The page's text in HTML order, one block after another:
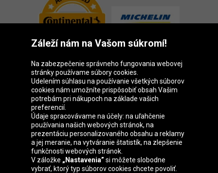
Skupina Oponeo
Belgique
Česká
republika
Deutschland Éire
Záleží nám na Vašom súkromí!
Na zabezpečenie správneho fungovania webovej
stránky používame súbory cookies.
Udelením súhlasu na používanie všetkých súborov
cookies nám umožníte prispôsobiť obsah Vašim
potrebám pri nákupoch na základe vašich
preferencií.
Údaje spracovávame na účely: na uľahčenie
používania našich webových stránok, na
prezentáciu personalizovaného obsahu a reklamy
a jej meranie, na vytváranie štatistík, na zlepšenie
funkčnosti webových stránok.
V záložke „Nastavenia” si môžete slobodne
vybrať, ktorý typ súborov cookies chcete povoliť.